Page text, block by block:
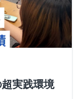
実践環境